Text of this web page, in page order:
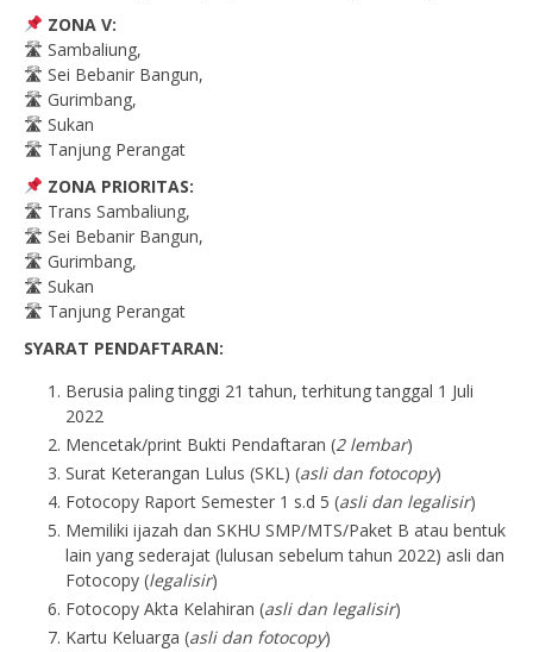
ZONA V:
🛣 Sambaliung,
🛣 Sei Bebanir Bangun,
🛣 Gurimbang,
🛣 Sukan
🛣 Tanjung Perangat
ZONA PRIORITAS:
🛣 Trans Sambaliung,
🛣 Sei Bebanir Bangun,
🛣 Gurimbang,
🛣 Sukan
🛣 Tanjung Perangat
SYARAT PENDAFTARAN:
Berusia paling tinggi 21 tahun, terhitung tanggal 1 Juli
2022
Mencetak/print Bukti Pendaftaran (2 lembar)
Surat Keterangan Lulus (SKL) (asli dan fotocopy)
Fotocopy Raport Semester 1 s.d 5 (asli dan legalisir)
Memiliki ijazah dan SKHU SMP/MTS/Paket B atau bentuk
lain yang sederajat (lulusan sebelum tahun 2022) asli dan
Fotocopy (legalisir)
Fotocopy Akta Kelahiran (asli dan legalisir)
Kartu Keluarga (asli dan fotocopy)